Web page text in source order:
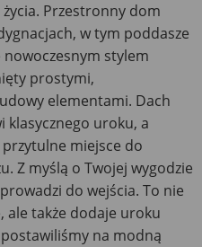
Przestronny dom
w tym poddasze
stylem
prostymi,
elementami. Dach
uroku, a
miejsce do
Z myślą o Twojej wygodzie
do wejścia. To nie
ale także dodaje uroku
na modną